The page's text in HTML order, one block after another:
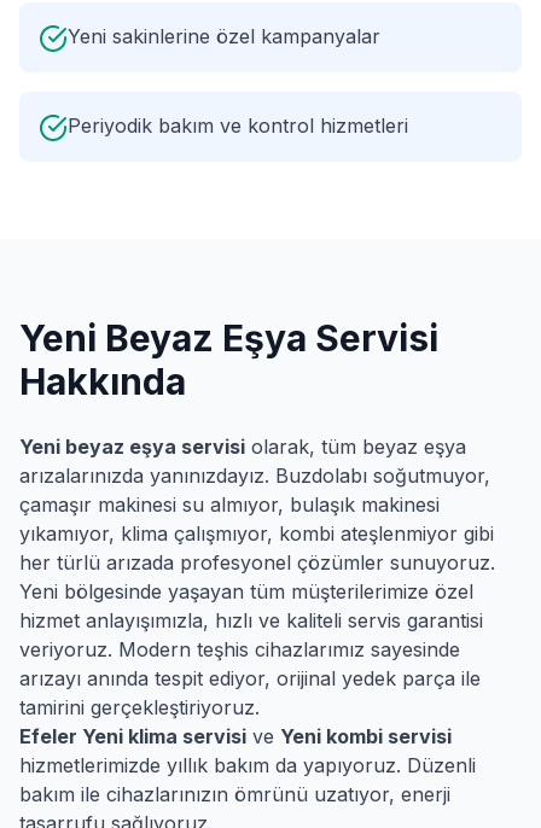
Yeni sakinlerine özel kampanyalar
Periyodik bakım ve kontrol hizmetleri
Yeni Beyaz Eşya Servisi
Hakkında
Yeni beyaz eşya servisi olarak, tüm beyaz eşya
arızalarınızda yanınızdayız. Buzdolabı soğutmuyor,
çamaşır makinesi su almıyor, bulaşık makinesi
yıkamıyor, klima çalışmıyor, kombi ateşlenmiyor gibi
her türlü arızada profesyonel çözümler sunuyoruz.
Yeni bölgesinde yaşayan tüm müşterilerimize özel
hizmet anlayışımızla, hızlı ve kaliteli servis garantisi
veriyoruz. Modern teşhis cihazlarımız sayesinde
arızayı anında tespit ediyor, orijinal yedek parça ile
tamirini gerçekleştiriyoruz.
Efeler Yeni klima servisi ve Yeni kombi servisi
hizmetlerimizde yıllık bakım da yapıyoruz. Düzenli
bakım ile cihazlarınızın ömrünü uzatıyor, enerji
tasarrufu sağlıyoruz.